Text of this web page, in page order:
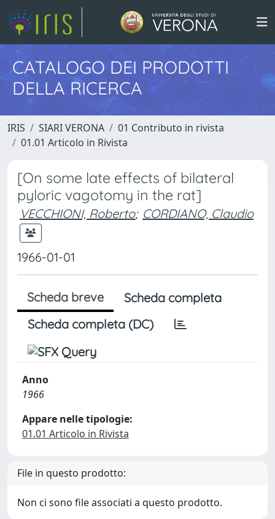
CATALOGO DEI PRODOTTI
DELLA RICERCA
IRIS SIARI VERONA
01 Contributo in rivista
01.01 Articolo in Rivista
[On some late effects of bilateral
pyloric vagotomy in the rat]
VECCHIONI, Roberto; CORDIANO, Claudio
1966-01-01
Scheda breve
Scheda completa
Scheda completa (DC)
Anno
1966
Appare nelle tipologie:
01.01 Articolo in Rivista
File in questo prodotto:
Non ci sono file associati a questo prodotto.